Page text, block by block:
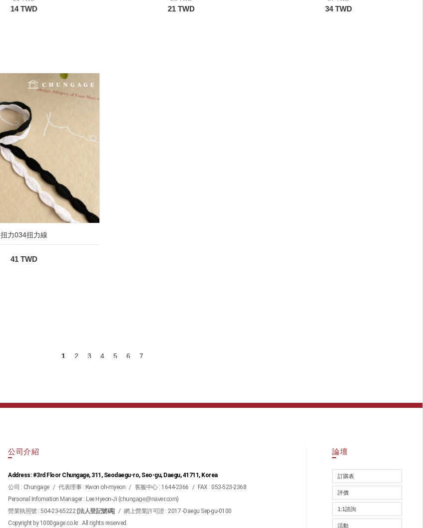
14 TWD 21 TWD 34 TWD
扭力034扭力線
41 TWD
1 2 3 4 5 6 7
公司介紹
Address: #3rd Floor Chungage, 311, Seodaegu-ro, Seo-gu, Daegu, 41711, Korea
公司 : Chungage / 代表理事 : Kwon oh-myeon / 客服中心 : 1644-2366 /
FAX : 053-523-2368
Personal Infomation Manager : Lee Hyeon-Ji (chungage@naver.com)
營業執照號 : 504-23-65222 [法人登記號碼] / 網上營業許可證 : 2017 -Daegu Sep-gu-0100
Copyright by 1000gage.co.kr . All rights reserved.
論壇
訂購表
評價
1:1諮詢
活動